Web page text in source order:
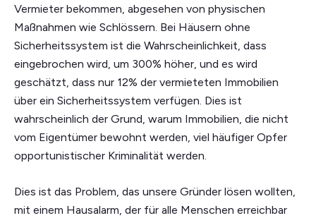
Vermieter bekommen, abgesehen von physischen
Maßnahmen wie Schlössern. Bei Häusern ohne
Sicherheitssystem ist die Wahrscheinlichkeit, dass
eingebrochen wird, um 300% höher, und es wird
geschätzt, dass nur 12% der vermieteten Immobilien
über ein Sicherheitssystem verfügen. Dies ist
wahrscheinlich der Grund, warum Immobilien, die nicht
vom Eigentümer bewohnt werden, viel häufiger Opfer
opportunistischer Kriminalität werden.
Dies ist das Problem, das unsere Gründer lösen wollten,
mit einem Hausalarm, der für alle Menschen erreichbar